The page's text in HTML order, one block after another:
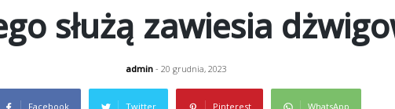
służą zawiesia
admin- 20 grudnia, 2023
Facebook Twitter Pinterest WhatsApp